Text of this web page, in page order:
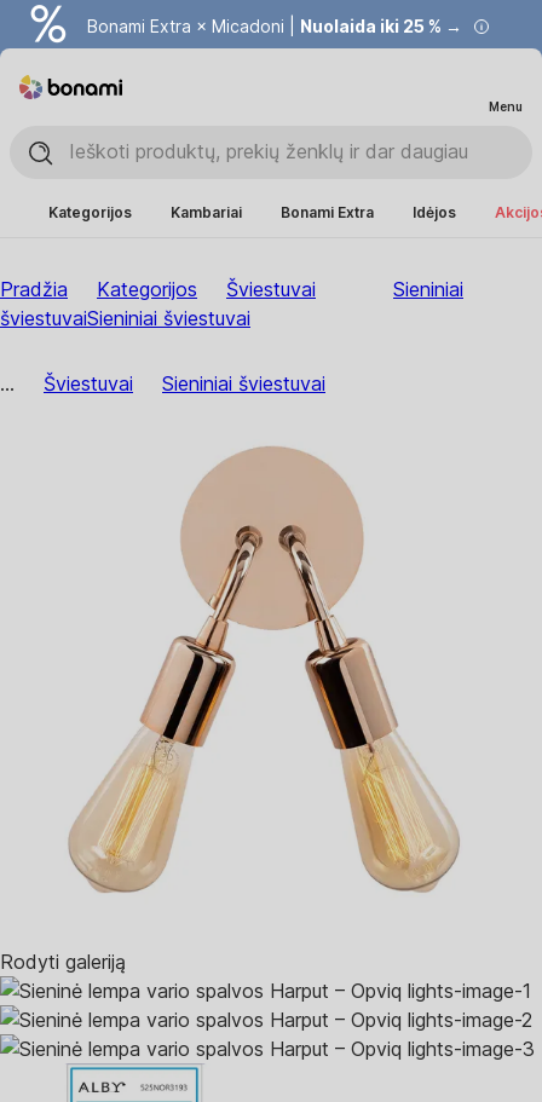
Bonami Extra × Micadoni | Nuolaida iki 25 % →
Menu
Kategorijos Kambariai Bonami Extra Idėjos
Pradžia Kategorijos Šviestuvai
Sieniniai
šviestuvaiSieniniai šviestuvai
... Šviestuvai Sieniniai šviestuvai
Rodyti galeriją